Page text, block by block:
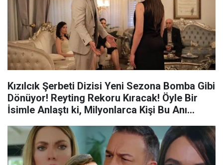
Kızılcık Şerbeti Dizisi Yeni Sezona Bomba Gibi
Dönüyor! Reyting Rekoru Kıracak! Öyle Bir
İsimle Anlaştı ki, Milyonlarca Kişi Bu Anı